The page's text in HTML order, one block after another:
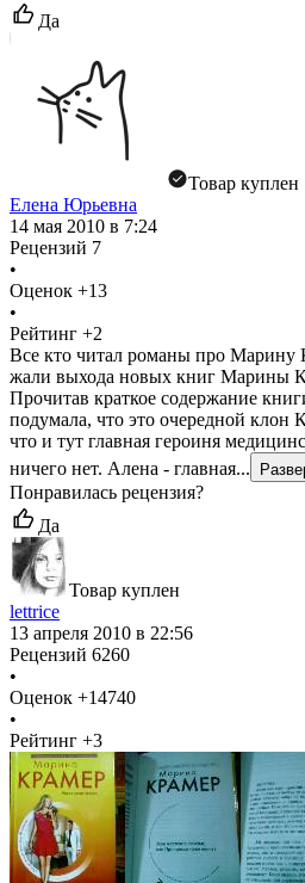
Да
Товар куплен
Елена Юрьевна
14 мая 2010 в 7:24
Рецензий 7
•
Оценок +13
•
Рейтинг +2
Все кто читал романы про Марину
жали выхода новых книг Марины
Прочитав краткое содержание
подумала, что это очередной клон
что и тут главная героиня
ничего нет. Алена - главная...
Понравилась рецензия?
Да
Товар куплен
lettrice
13 апреля 2010 в 22:56
Рецензий 6260
•
Оценок +14740
•
Рейтинг +3